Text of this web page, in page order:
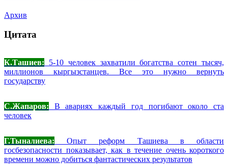
Архив
Цитата
К.Ташиев: 5-10 человек захватили богатства сотен тысяч,
миллионов кыргызстанцев. Все это нужно вернуть
государству
С.Жапаров: В авариях каждый год погибают около ста
человек
Г.Тыналиева: Опыт реформ Ташиева в области
госбезопасности показывает, как в течение очень короткого
времени можно добиться фантастических результатов